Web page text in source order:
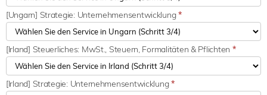
[Ungarn] Strategie: Unternehmensentwicklung*
[Irland] Steuerliches: MwSt., Steuern, Formalitäten & Pflichten *
[Irland] Strategie: Unternehmensentwicklung*